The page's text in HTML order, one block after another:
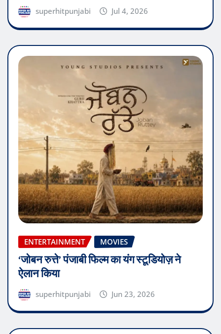
superhitpunjabi Jul 4, 2026
ENTERTAINMENT MOVIES
‘जोबन रुत्ते’ पंजाबी फिल्म का यंग स्टूडियोज़ ने
ऐलान किया
superhitpunjabi Jun 23, 2026